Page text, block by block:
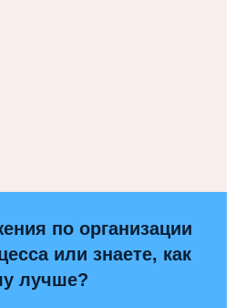
по организации
или знаете, как
лучше?